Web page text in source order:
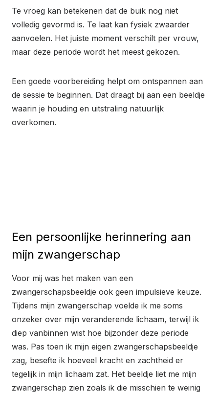
Te vroeg kan betekenen dat de buik nog niet
volledig gevormd is. Te laat kan fysiek zwaarder
aanvoelen. Het juiste moment verschilt per vrouw,
maar deze periode wordt het meest gekozen.
Een goede voorbereiding helpt om ontspannen aan
de sessie te beginnen. Dat draagt bij aan een beeldje
waarin je houding en uitstraling natuurlijk
overkomen.
Een persoonlijke herinnering aan
mijn zwangerschap
Voor mij was het maken van een
zwangerschapsbeeldje ook geen impulsieve keuze.
Tijdens mijn zwangerschap voelde ik me soms
onzeker over mijn veranderende lichaam, terwijl ik
diep vanbinnen wist hoe bijzonder deze periode
was. Pas toen ik mijn eigen zwangerschapsbeeldje
zag, besefte ik hoeveel kracht en zachtheid er
tegelijk in mijn lichaam zat. Het beeldje liet me mijn
zwangerschap zien zoals ik die misschien te weinig